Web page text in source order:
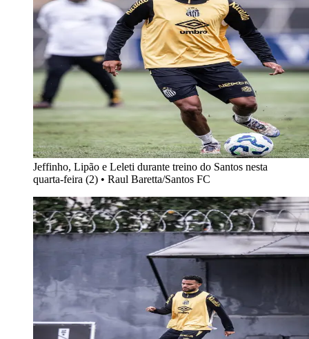
Jeffinho, Lipão e Leleti durante treino do Santos nesta
quarta-feira (2) • Raul Baretta/Santos FC